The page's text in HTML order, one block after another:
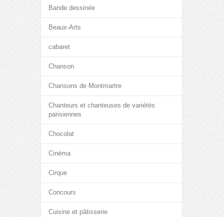
Bande dessinée
Beaux-Arts
cabaret
Chanson
Chansons de Montmartre
Chanteurs et chanteuses de variétés
parisiennes
Chocolat
Cinéma
Cirque
Concours
Cuisine et pâtisserie